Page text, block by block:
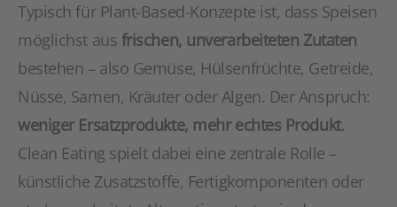
Typisch für Plant-Based-Konzepte ist, dass Speisen
möglichst aus frischen, unverarbeiteten Zutaten
bestehen – also Gemüse, Hülsenfrüchte, Getreide,
Nüsse, Samen, Kräuter oder Algen. Der Anspruch:
weniger Ersatzprodukte, mehr echtes Produkt.
Clean Eating spielt dabei eine zentrale Rolle –
künstliche Zusatzstoffe, Fertigkomponenten oder